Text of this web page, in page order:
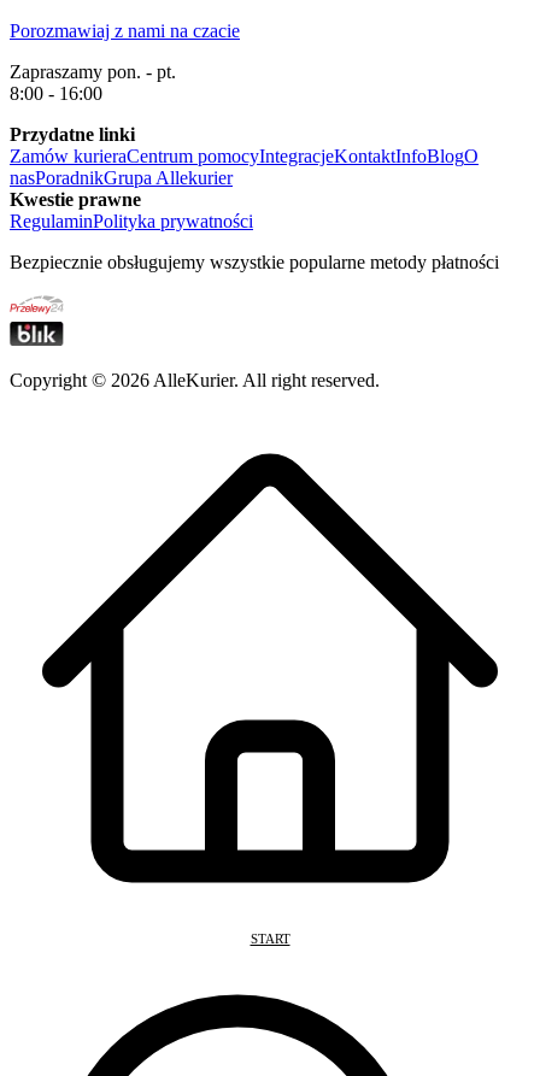
Porozmawiaj z nami na czacie
Zapraszamy pon. - pt.
8:00 - 16:00
Przydatne linki
Zamów kurieraCentrum pomocyIntegracjeKontaktInfoBlogO
nasPoradnikGrupa Allekurier
Kwestie prawne
RegulaminPolityka prywatności
Bezpiecznie obsługujemy wszystkie popularne metody płatności
Copyright © 2026 AlleKurier. All right reserved.
START